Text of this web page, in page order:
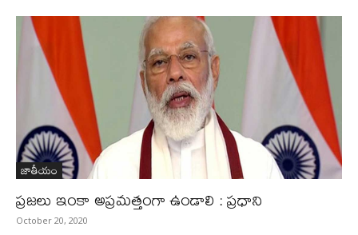
జాతీయం
ప్రజలు ఇంకా అప్రమత్తంగా ఉండాలి : ప్రధాని
October 20, 2020